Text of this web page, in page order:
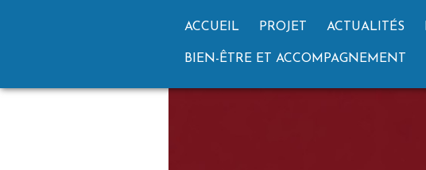
ACCUEIL PROJET ACTUALITÉS
BIEN-ÊTRE ET ACCOMPAGNEMENT